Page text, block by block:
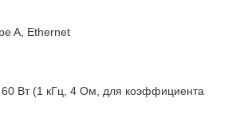
A, Ethernet
Вт (1 кГц, 4 Ом, для коэффициента